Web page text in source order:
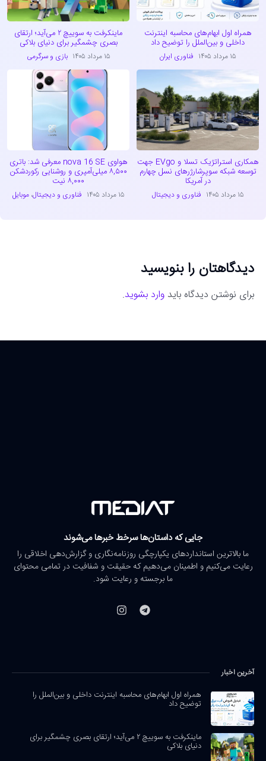
همراه اول ابهام‌های محاسبه اینترنت
داخلی و بین‌الملل را توضیح داد
۱۵ مرداد ۱۴۰۵ فناوری ایران
ماینکرفت به سوییچ ۲ می‌آید؛ ارتقای
بصری چشمگیر برای دنیای بلاکی
۱۵ مرداد ۱۴۰۵ بازی و سرگرمی
همکاری استراتژیک تسلا و EVgo جهت
توسعه شبکه سوپرشارژرهای نسل چهارم
در آمریکا
۱۵ مرداد ۱۴۰۵ فناوری و دیجیتال
هواوی nova 16 SE معرفی شد: باتری
۸,۵۰۰ میلی‌آمپری و روشنایی رکوردشکن
۸,۰۰۰ نیت
۱۵ مرداد ۱۴۰۵ فناوری و دیجیتال،موبایل
دیدگاهتان را بنویسید
برای نوشتن دیدگاه باید وارد بشوید.
جایی که داستان‌ها سرخط خبرها می‌شوند
ما بالاترین استانداردهای یکپارچگی روزنامه‌نگاری و گزارش‌دهی اخلاقی را
رعایت می‌کنیم و اطمینان می‌دهیم که حقیقت و شفافیت در تمامی محتوای
ما برجسته و رعایت شود.
آخرین اخبار
همراه اول ابهام‌های محاسبه اینترنت داخلی و بین‌الملل را
توضیح داد
ماینکرفت به سوییچ ۲ می‌آید؛ ارتقای بصری چشمگیر برای
دنیای بلاکی